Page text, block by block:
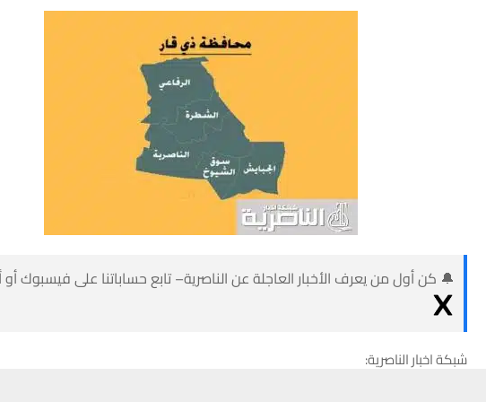
🔔 كن أول من يعرف الأخبار العاجلة عن الناصرية– تابع حساباتنا على فيسبوك
شبكة اخبار الناصرية: